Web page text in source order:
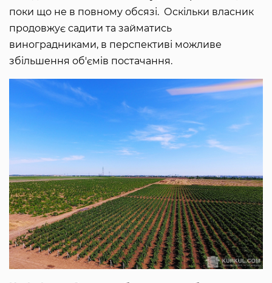
поки що не в повному обсязі. Оскільки власник
продовжує садити та займатись
виноградниками, в перспективі можливе
збільшення об'ємів постачання.